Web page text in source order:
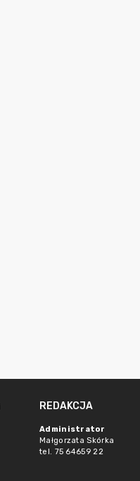
REDAKCJA
Administrator
Małgorzata Skórka
tel. 75 64659 22